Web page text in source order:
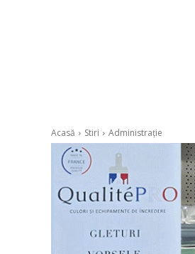
Acasă Stiri Administrație